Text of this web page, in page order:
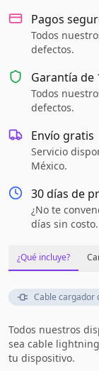
Pagos
Todos
defectos.
Garantía de
Todos
defectos.
Envío gratis
Servicio
México.
30 días de
¿No te
días sin costo.
¿Qué incluye?
Cable cargador
Todos nuestros
sea cable
tu dispositivo.